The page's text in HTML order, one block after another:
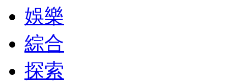
娛樂
綜合
探索